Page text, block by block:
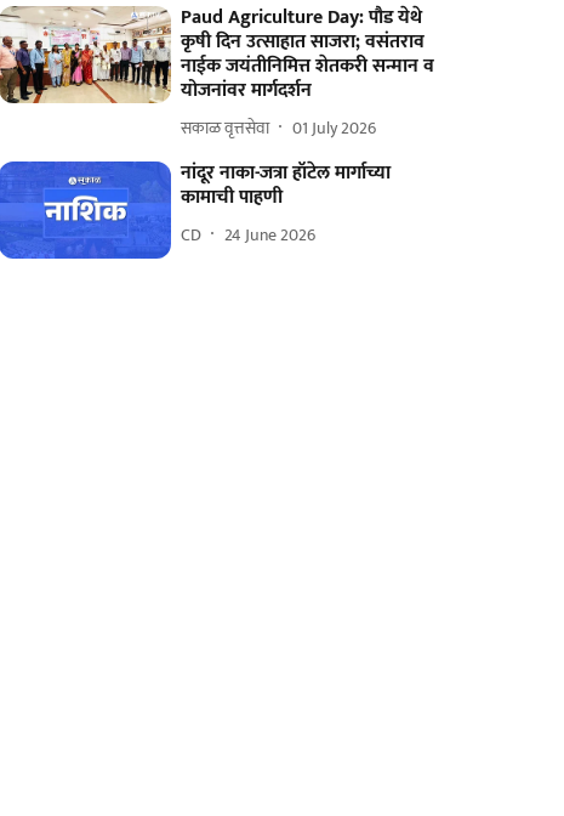
Paud Agriculture Day: पौड येथे
कृषी दिन उत्साहात साजरा; वसंतराव
नाईक जयंतीनिमित्त शेतकरी सन्मान व
योजनांवर मार्गदर्शन
सकाळ वृत्तसेवा 01 July 2026
नांदूर नाका-जत्रा हॉटेल मार्गाच्या
कामाची पाहणी
CD 24 June 2026